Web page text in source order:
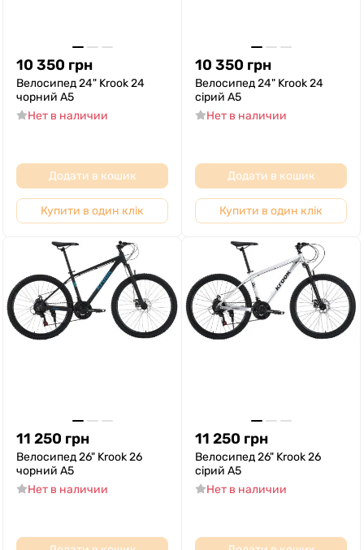
10 350 грн
Велосипед 24" Krook 24
чорний A5
Нет в наличии
Додати в кошик
Купити в один клік
10 350 грн
Велосипед 24" Krook 24
сірий A5
Нет в наличии
Додати в кошик
Купити в один клік
11 250 грн
Велосипед 26" Krook 26
чорний A5
Нет в наличии
11 250 грн
Велосипед 26" Krook 26
сірий A5
Нет в наличии